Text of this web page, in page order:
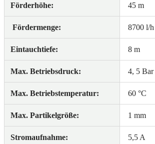
Förderhöhe: 45 m
Fördermenge: 8700 l/h
Eintauchtiefe: 8 m
Max. Betriebsdruck: 4, 5 Bar
Max. Betriebstemperatur: 60 °C
Max. Partikelgröße: 1 mm
Stromaufnahme: 5,5 A